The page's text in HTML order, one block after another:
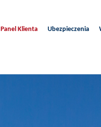
Panel Klienta Ubezpieczenia